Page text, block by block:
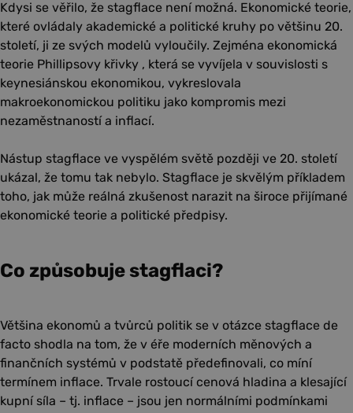
Kdysi se věřilo, že stagflace není možná. Ekonomické teorie,
které ovládaly akademické a politické kruhy po většinu 20.
století, ji ze svých modelů vyloučily. Zejména ekonomická
teorie Phillipsovy křivky , která se vyvíjela v souvislosti s
keynesiánskou ekonomikou, vykreslovala
makroekonomickou politiku jako kompromis mezi
nezaměstnaností a inflací.
Nástup stagflace ve vyspělém světě později ve 20. století
ukázal, že tomu tak nebylo. Stagflace je skvělým příkladem
toho, jak může reálná zkušenost narazit na široce přijímané
ekonomické teorie a politické předpisy.
Co způsobuje stagflaci?
Většina ekonomů a tvůrců politik se v otázce stagflace de
facto shodla na tom, že v éře moderních měnových a
finančních systémů v podstatě předefinovali, co míní
termínem inflace. Trvale rostoucí cenová hladina a klesající
kupní síla – tj. inflace – jsou jen normálními podmínkami